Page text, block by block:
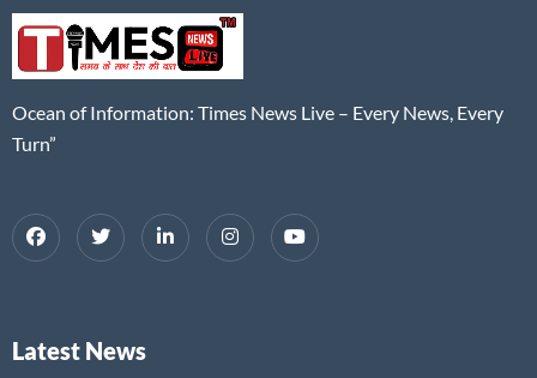
Ocean of Information: Times News Live – Every News, Every
Turn”
Latest News